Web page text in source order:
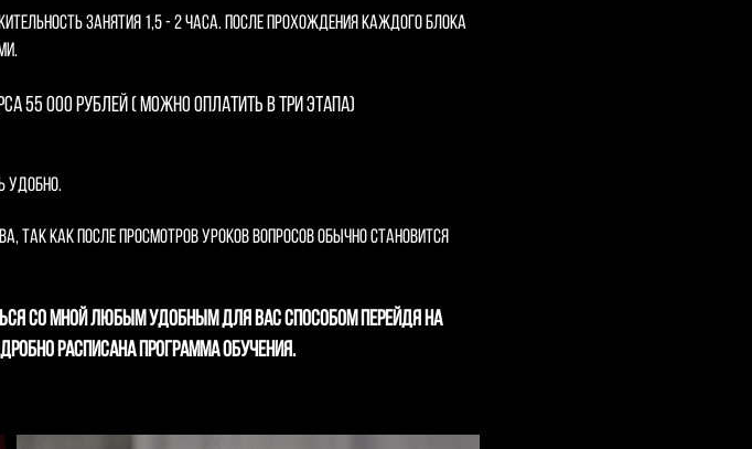
занятия 1,5 - 2 часа. После прохождения каждого блока
55 000 рублей ( можно оплатить в три этапа)
удобно.
так как после просмотров уроков вопросов обычно становится
со мной любым удобным для вас способом перейдя на
расписана программа обучения.